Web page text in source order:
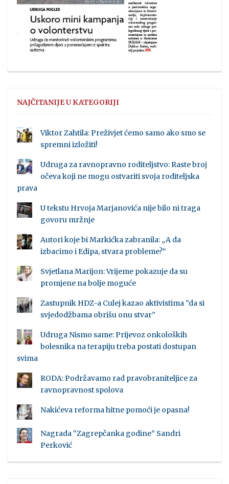
NAJČITANIJE U KATEGORIJI
Viktor Zahtila: Preživjet ćemo samo ako smo se
spremni izložiti!
Udruga za ravnopravno roditeljstvo: Raste broj
očeva koji ne mogu ostvariti svoja roditeljska
prava
U tekstu Hrvoja Marjanovića nije bilo ni traga
govoru mržnje
Autori koje bi Markićka zabranila: „A da
izbacimo i Edipa, stvara probleme?“
Svjetlana Marijon: Vrijeme pokazuje da su
promjene na bolje moguće
Zastupnik HDZ-a Culej kazao aktivistima “da si
svjedodžbama obrišu onu stvar”
Udruga Nismo same: Prijevoz onkoloških
bolesnika na terapiju treba postati dostupan
svima
RODA: Podržavamo rad pravobraniteljice za
ravnopravnost spolova
Nakićeva reforma hitne pomoći je opasna!
Nagrada “Zagrepčanka godine” Sandri
Perković